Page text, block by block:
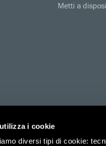
i cookie
diversi tipi di cookie:
Metti a